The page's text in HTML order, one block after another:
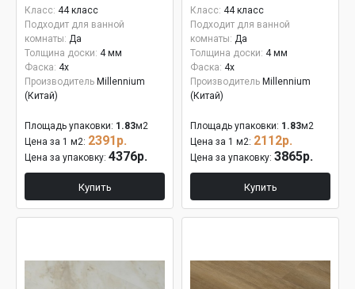
Класс: 44 класс
Подходит для ванной
комнаты: Да
Толщина доски: 4 мм
Фаска: 4x
Производитель Millennium
(Китай)
Площадь упаковки: 1.83м2
Цена за 1 м2: 2391р.
Цена за упаковку: 4376р.
Купить
Класс: 44 класс
Подходит для ванной
комнаты: Да
Толщина доски: 4 мм
Фаска: 4x
Производитель Millennium
(Китай)
Площадь упаковки: 1.83м2
Цена за 1 м2: 2112р.
Цена за упаковку: 3865р.
Купить